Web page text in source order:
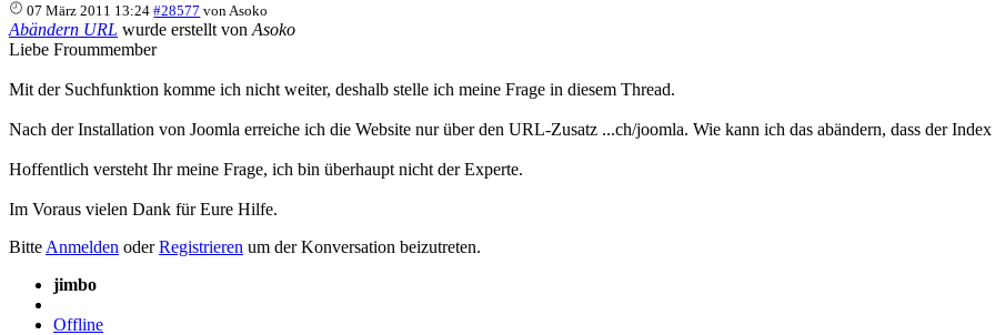
07 März 2011 13:24 #28577 von Asoko
Abändern URL wurde erstellt von Asoko
Liebe Froummember
Mit der Suchfunktion komme ich nicht weiter, deshalb stelle ich meine Frage in diesem Thread.
Nach der Installation von Joomla erreiche ich die Website nur über den URL-Zusatz ...ch/joomla. Wie kann ich das abändern, dass der
Hoffentlich versteht Ihr meine Frage, ich bin überhaupt nicht der Experte.
Im Voraus vielen Dank für Eure Hilfe.
Bitte Anmelden oderRegistrieren um der Konversation beizutreten.
jimbo
Offline